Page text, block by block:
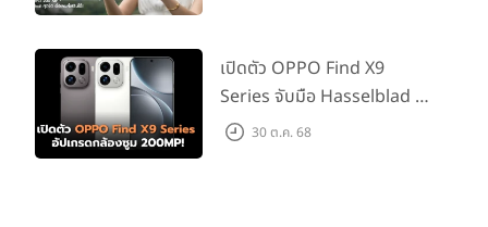
เปิดตัว OPPO Find X9
Series จับมือ Hasselblad อัป
เกรดกล้องซูม 200MP!
30 ต.ค. 68